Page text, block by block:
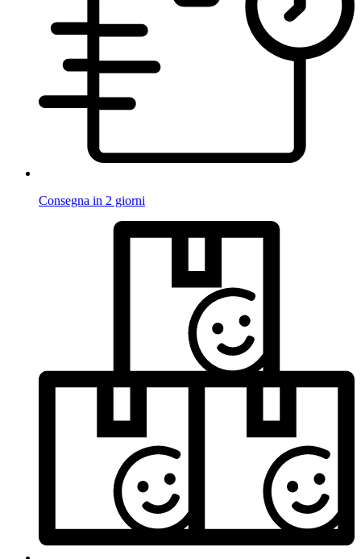
Consegna in 2 giorni